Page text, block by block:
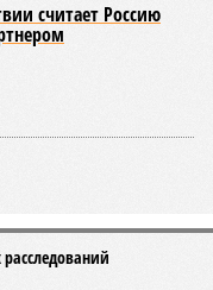
считает Россию